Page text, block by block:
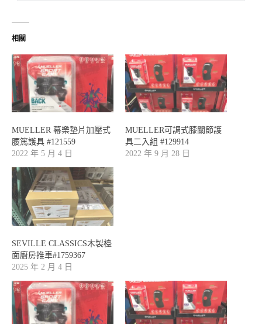
相關
MUELLER 幕樂墊片加壓式
腰篤護具 #121559
2022 年 5 月 4 日
MUELLER可調式膝關節護
具二入組 #129914
2022 年 9 月 28 日
SEVILLE CLASSICS木製檯
面廚房推車#1759367
2025 年 2 月 4 日